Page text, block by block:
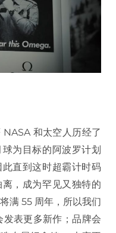
和太空人历经了
为目标的阿波罗计划
直到这时超霸计时码
，成为罕见又独特的
满 55 周年，所以我们
表更多新作；品牌会